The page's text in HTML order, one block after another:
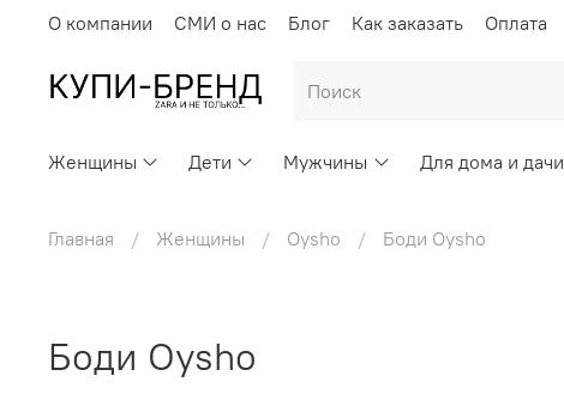
О компании СМИ о нас Блог Как заказать Оплата
Женщины Дети Мужчины Для дома и дачи
Главная Женщины Oysho Боди Oysho
Боди Oysho